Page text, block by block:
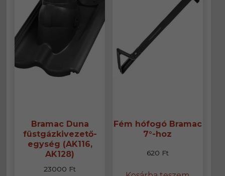
Bramac Duna
füstgázkivezető-
egység (AK116,
AK128)
23000 Ft
Fém hófogó Bramac
7°-hoz
620 Ft